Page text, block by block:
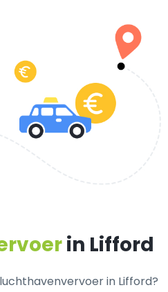
in Lifford
in Lifford?